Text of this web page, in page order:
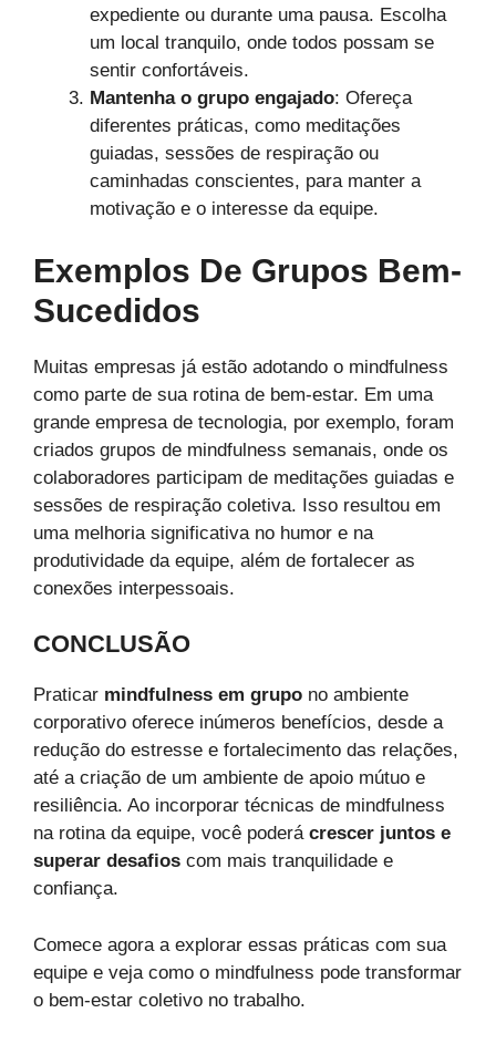
expediente ou durante uma pausa. Escolha
um local tranquilo, onde todos possam se
sentir confortáveis.
Mantenha o grupo engajado: Ofereça
diferentes práticas, como meditações
guiadas, sessões de respiração ou
caminhadas conscientes, para manter a
motivação e o interesse da equipe.
Exemplos De Grupos Bem-
Sucedidos
Muitas empresas já estão adotando o mindfulness
como parte de sua rotina de bem-estar. Em uma
grande empresa de tecnologia, por exemplo, foram
criados grupos de mindfulness semanais, onde os
colaboradores participam de meditações guiadas e
sessões de respiração coletiva. Isso resultou em
uma melhoria significativa no humor e na
produtividade da equipe, além de fortalecer as
conexões interpessoais.
CONCLUSÃO
Praticar mindfulness em grupo no ambiente
corporativo oferece inúmeros benefícios, desde a
redução do estresse e fortalecimento das relações,
até a criação de um ambiente de apoio mútuo e
resiliência. Ao incorporar técnicas de mindfulness
na rotina da equipe, você poderá crescer juntos e
superar desafios com mais tranquilidade e
confiança.
Comece agora a explorar essas práticas com sua
equipe e veja como o mindfulness pode transformar
o bem-estar coletivo no trabalho.